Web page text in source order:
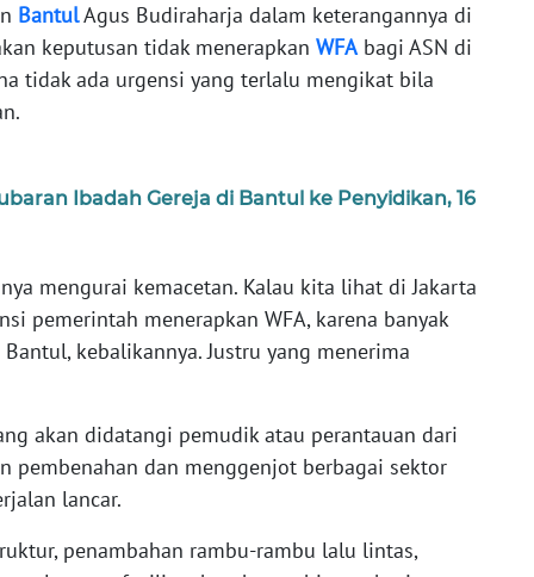
BantulAgus Budiraharja dalam keterangannya di
keputusan tidak menerapkan WFAbagi ASN di
tidak ada urgensi yang terlalu mengikat bila
Ibadah Gereja di Bantul ke Penyidikan, 16
mengurai kemacetan. Kalau kita lihat di Jakarta
pemerintah menerapkan WFA, karena banyak
kebalikannya. Justru yang menerima
akan didatangi pemudik atau perantauan dari
pembenahan dan menggenjot berbagai sektor
lancar.
penambahan rambu-rambu lalu lintas,